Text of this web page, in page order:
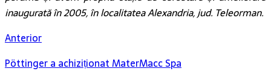
inaugurată în 2005, în localitatea Alexandria, jud. Teleorman.
Anterior
Pöttinger a achiziționat MaterMacc Spa